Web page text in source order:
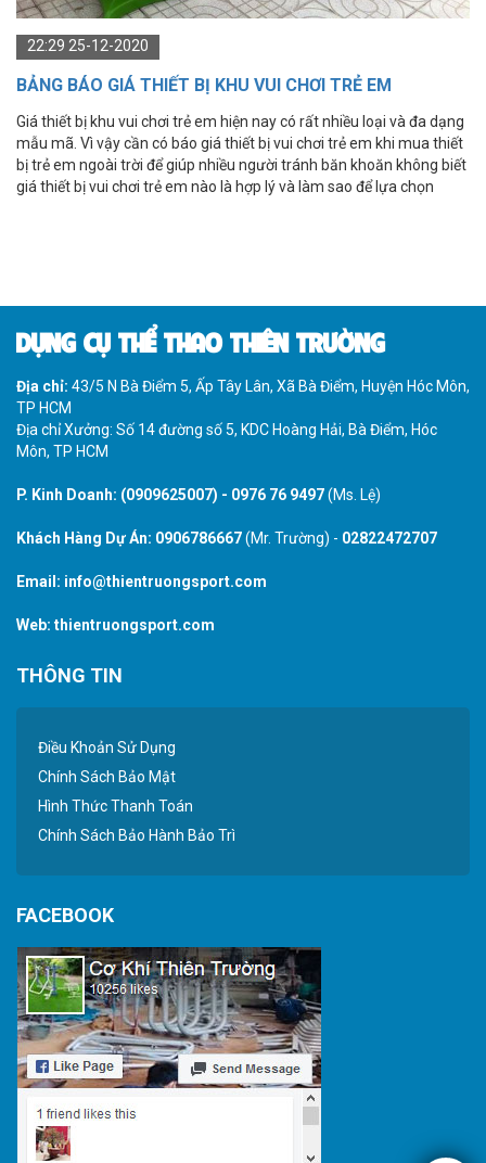
22:29 25-12-2020
BẢNG BÁO GIÁ THIẾT BỊ KHU VUI CHƠI TRẺ EM
Giá thiết bị khu vui chơi trẻ em hiện nay có rất nhiều loại và đa dạng
mẫu mã. Vì vậy cần có báo giá thiết bị vui chơi trẻ em khi mua thiết
bị trẻ em ngoài trời để giúp nhiều người tránh băn khoăn không biết
giá thiết bị vui chơi trẻ em nào là hợp lý và làm sao để lựa chọn
DỤNG CỤ THỂ THAO THIÊN TRƯỜNG
Địa chỉ: 43/5 N Bà Điểm 5, Ấp Tây Lân, Xã Bà Điểm, Huyện Hóc Môn,
TP HCM
Địa chỉ Xưởng: Số 14 đường số 5, KDC Hoàng Hải, Bà Điểm, Hóc
Môn, TP HCM
P. Kinh Doanh: (0909625007) - 0976 76 9497(Ms. Lệ)
Khách Hàng Dự Án: 0906786667(Mr. Trường) - 02822472707
Email: info@thientruongsport.com
Web: thientruongsport.com
THÔNG TIN
Điều Khoản Sử Dụng
Chính Sách Bảo Mật
Hình Thức Thanh Toán
Chính Sách Bảo Hành Bảo Trì
FACEBOOK